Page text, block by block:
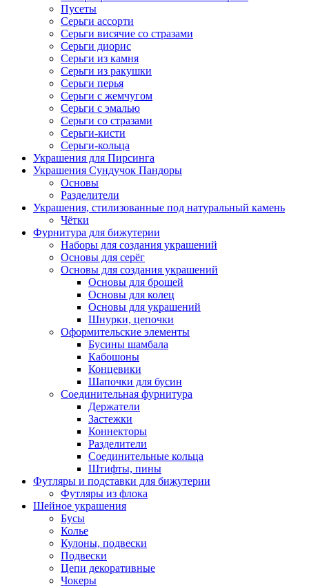
Пусеты
Серьги ассорти
Серьги висячие со стразами
Серьги диорис
Серьги из камня
Серьги из ракушки
Серьги перья
Серьги с жемчугом
Серьги с эмалью
Серьги со стразами
Серьги-кисти
Серьги-кольца
Украшения для Пирсинга
Украшения Сундучок Пандоры
Основы
Разделители
Украшения, стилизованные под натуральный камень
Чётки
Фурнитура для бижутерии
Наборы для создания украшений
Основы для серёг
Основы для создания украшений
Основы для брошей
Основы для колец
Основы для украшений
Шнурки, цепочки
Оформительские элементы
Бусины шамбала
Кабошоны
Концевики
Шапочки для бусин
Соединительная фурнитура
Держатели
Застежки
Коннекторы
Разделители
Соединительные кольца
Штифты, пины
Футляры и подставки для бижутерии
Футляры из флока
Шейное украшения
Бусы
Колье
Кулоны, подвески
Подвески
Цепи декоративные
Чокеры